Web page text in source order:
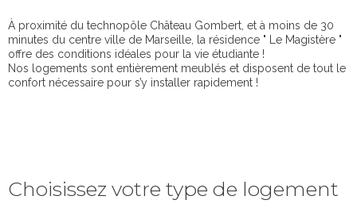
À proximité du technopôle Château Gombert, et à moins de 30
minutes du centre ville de Marseille, la résidence " Le Magistère "
offre des conditions idéales pour la vie étudiante !
Nos logements sont entièrement meublés et disposent de tout le
confort nécessaire pour s’y installer rapidement !
Choisissez votre type de logement